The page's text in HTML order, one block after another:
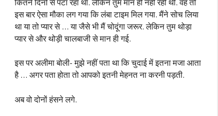
इस बार ऐसा मौका लग गया कि लंबा टाइम मिल गया. मैंने सोच लिया
था या तो प्यार से … या जैसे भी मैं चोदूंगा जरूर. लेकिन तुम थोड़ा
प्यार से और थोड़ी चालबाजी से मान ही गई.
इस पर अलीमा बोली- मुझे नहीं पता था कि चुदाई में इतना मजा आता
है … अगर पता होता तो आपको इतनी मेहनत ना करनी पड़ती.
अब वो दोनों हंसने लगे.